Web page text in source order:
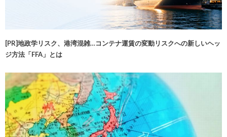
[PR]地政学リスク、港湾混雑…コンテナ運賃の変動リスクへの新しいヘッ
ジ方法「FFA」とは